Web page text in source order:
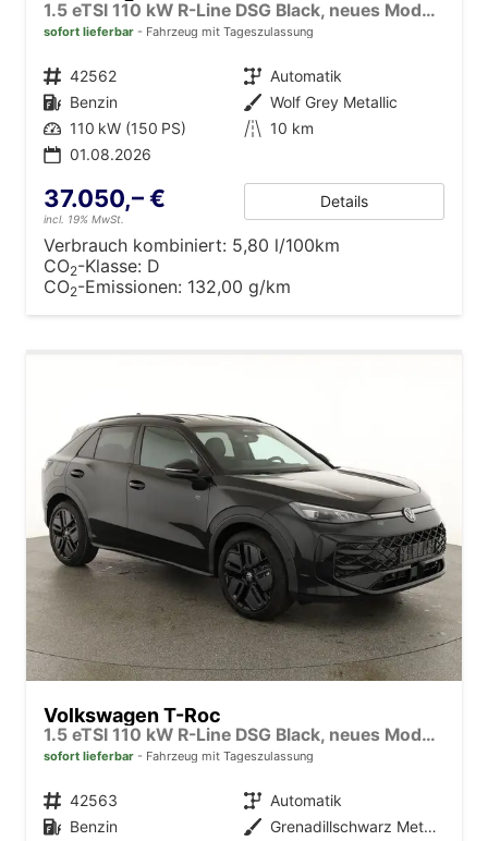
1.5 eTSI 110 kW R-Line DSG Black, neues Modell, 19-Zoll, Winter, sofort
sofort lieferbar Fahrzeug mit Tageszulassung
Fahrzeugnr. 42562 Getriebe Automatik
Kraftstoff Benzin Außenfarbe Wolf Grey Metallic
Leistung 110 kW (150 PS) Kilometerstand 10 km
01.08.2026
37.050,– €
incl. 19% MwSt.
Details
Verbrauch kombiniert: 5,80 l/100km
CO2-Klasse: D
CO2-Emissionen: 132,00 g/km
Volkswagen T-Roc
1.5 eTSI 110 kW R-Line DSG Black, neues Modell, 19-Zoll, Winter, sofort
sofort lieferbar Fahrzeug mit Tageszulassung
Fahrzeugnr. 42563 Getriebe Automatik
Kraftstoff Benzin Außenfarbe
Grenadillschwarz Metallic